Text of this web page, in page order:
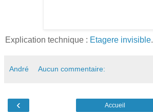
Explication technique : Etagere invisible.
André Aucun commentaire:
‹ Accueil